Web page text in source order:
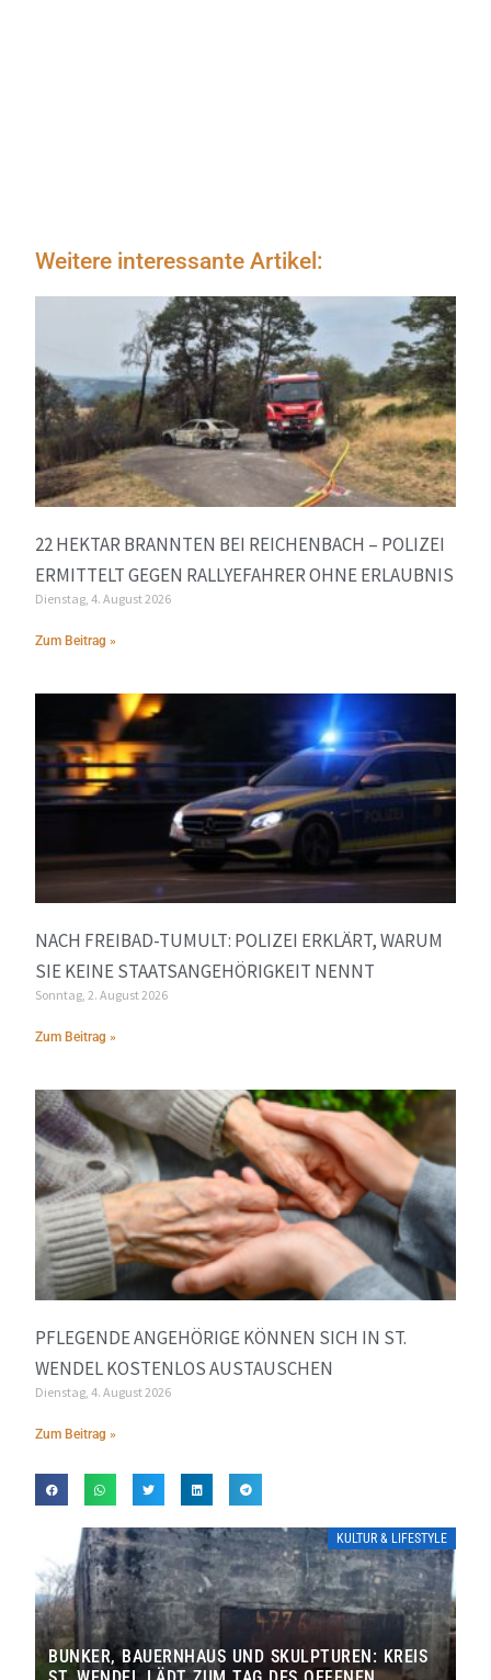
Weitere interessante Artikel:
22 HEKTAR BRANNTEN BEI REICHENBACH – POLIZEI
ERMITTELT GEGEN RALLYEFAHRER OHNE ERLAUBNIS
Dienstag, 4. August 2026
Zum Beitrag »
NACH FREIBAD-TUMULT: POLIZEI ERKLÄRT, WARUM
SIE KEINE STAATSANGEHÖRIGKEIT NENNT
Sonntag, 2. August 2026
Zum Beitrag »
PFLEGENDE ANGEHÖRIGE KÖNNEN SICH IN ST.
WENDEL KOSTENLOS AUSTAUSCHEN
Dienstag, 4. August 2026
Zum Beitrag »
KULTUR & LIFESTYLE
BUNKER, BAUERNHAUS UND SKULPTUREN: KREIS